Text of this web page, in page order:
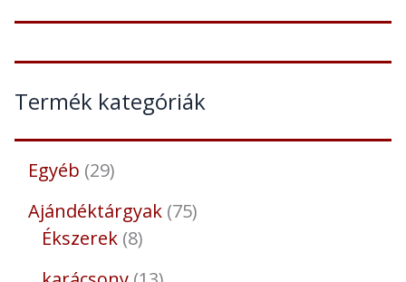
Termék kategóriák
Egyéb 29
Ajándéktárgyak 75
Ékszerek 8